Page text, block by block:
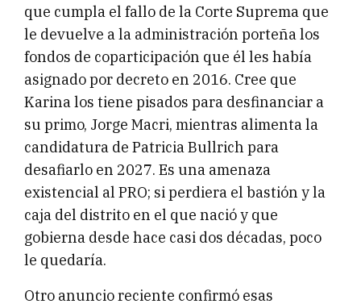
que cumpla el fallo de la Corte Suprema que
le devuelve a la administración porteña los
fondos de coparticipación que él les había
asignado por decreto en 2016. Cree que
Karina los tiene pisados para desfinanciar a
su primo, Jorge Macri, mientras alimenta la
candidatura de Patricia Bullrich para
desafiarlo en 2027. Es una amenaza
existencial al PRO; si perdiera el bastión y la
caja del distrito en el que nació y que
gobierna desde hace casi dos décadas, poco
le quedaría.
Otro anuncio reciente confirmó esas